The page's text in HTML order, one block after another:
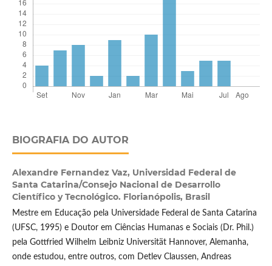
BIOGRAFIA DO AUTOR
Alexandre Fernandez Vaz, Universidad Federal de
Santa Catarina/Consejo Nacional de Desarrollo
Científico y Tecnológico. Florianópolis, Brasil
Mestre em Educação pela Universidade Federal de Santa Catarina
(UFSC, 1995) e Doutor em Ciências Humanas e Sociais (Dr. Phil.)
pela Gottfried Wilhelm Leibniz Universität Hannover, Alemanha,
onde estudou, entre outros, com Detlev Claussen, Andreas